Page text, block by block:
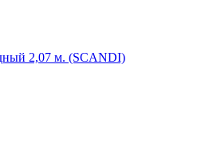
2,07 м. (SCANDI)